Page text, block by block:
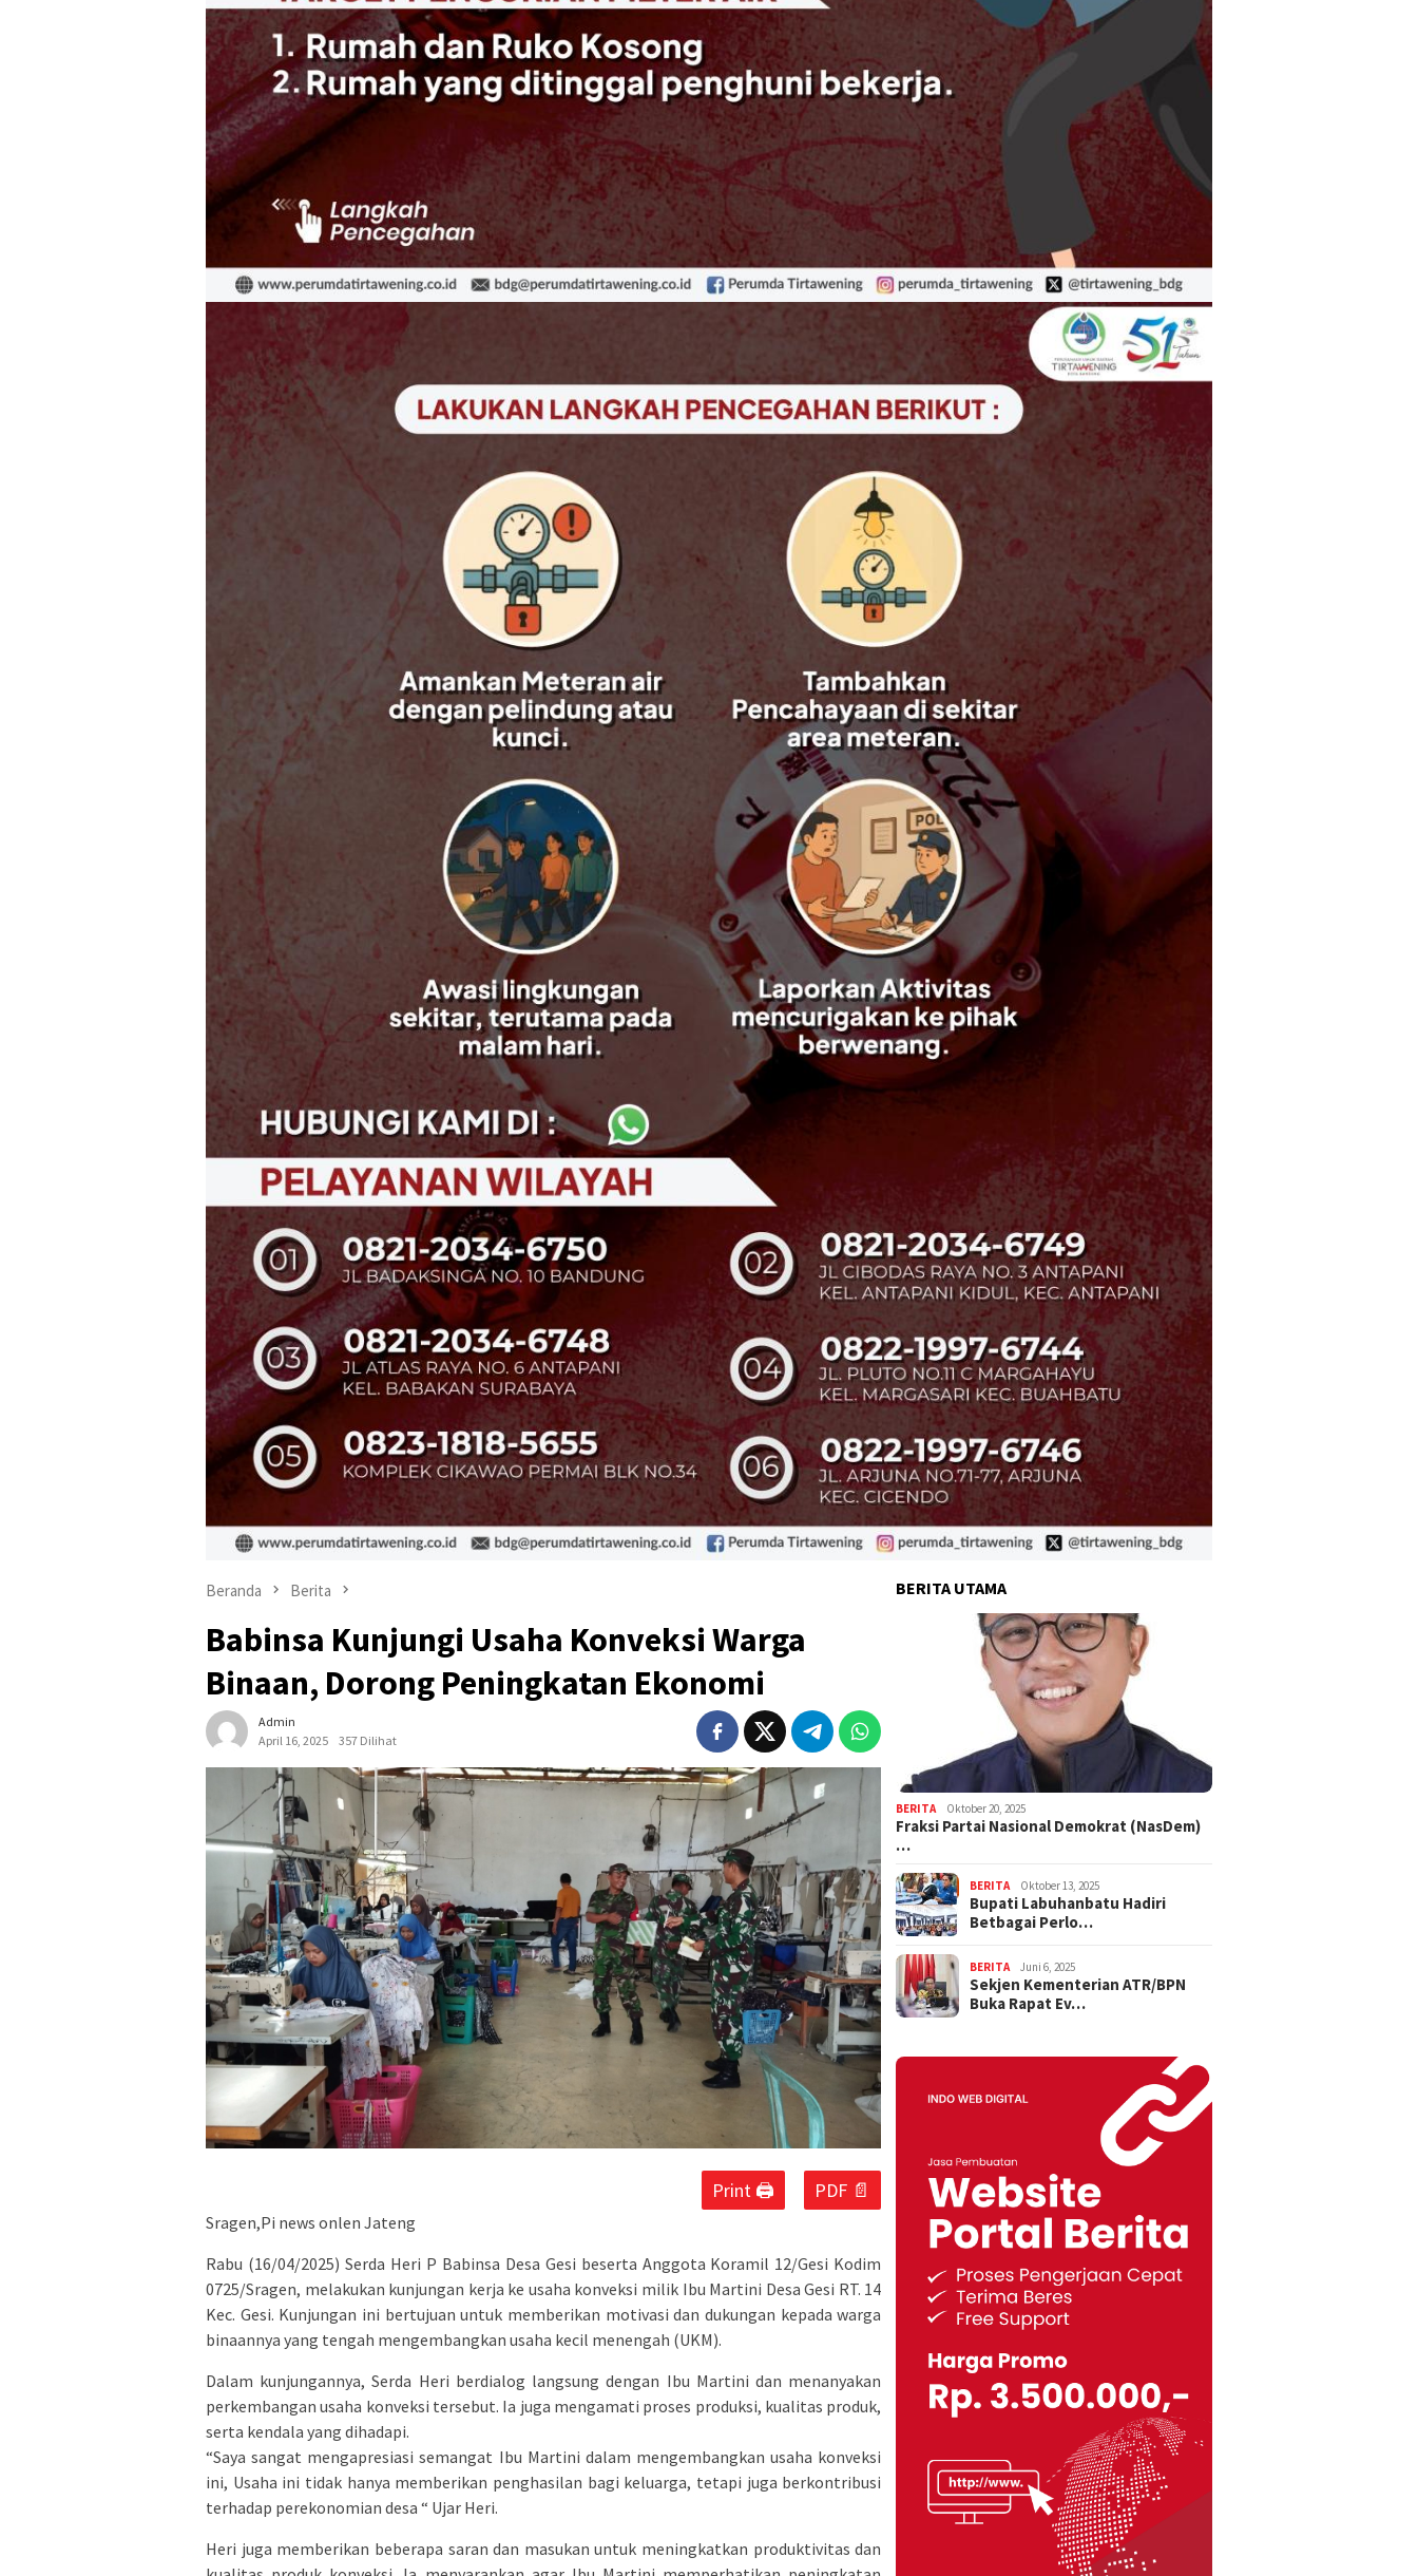
Beranda Berita
Babinsa Kunjungi Usaha Konveksi Warga
Binaan, Dorong Peningkatan Ekonomi
Admin
April 16, 2025
357 Dilihat
Print 🖨 PDF 📄
Sragen,Pi news onlen Jateng
Rabu (16/04/2025) Serda Heri P Babinsa Desa Gesi beserta Anggota Koramil 12/Gesi Kodim
0725/Sragen, melakukan kunjungan kerja ke usaha konveksi milik Ibu Martini Desa Gesi RT. 14
Kec. Gesi. Kunjungan ini bertujuan untuk memberikan motivasi dan dukungan kepada warga
binaannya yang tengah mengembangkan usaha kecil menengah (UKM).
Dalam kunjungannya, Serda Heri berdialog langsung dengan Ibu Martini dan menanyakan
perkembangan usaha konveksi tersebut. Ia juga mengamati proses produksi, kualitas produk,
serta kendala yang dihadapi.
“Saya sangat mengapresiasi semangat Ibu Martini dalam mengembangkan usaha konveksi
ini, Usaha ini tidak hanya memberikan penghasilan bagi keluarga, tetapi juga berkontribusi
terhadap perekonomian desa “ Ujar Heri.
Heri juga memberikan beberapa saran dan masukan untuk meningkatkan produktivitas dan
BERITA UTAMA
BERITA Oktober 20, 2025
Fraksi Partai Nasional Demokrat (NasDem)
…
BERITA Oktober 13, 2025
Bupati Labuhanbatu Hadiri
Betbagai Perlo…
BERITA Juni 6, 2025
Sekjen Kementerian ATR/BPN
Buka Rapat Ev…